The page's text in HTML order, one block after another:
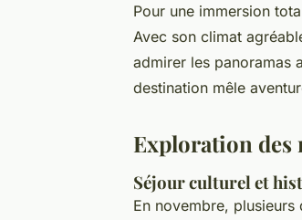
Pour une immersion
Avec son climat
admirer les panoramas
destination mêle
Exploration des
Séjour culturel et
En novembre,